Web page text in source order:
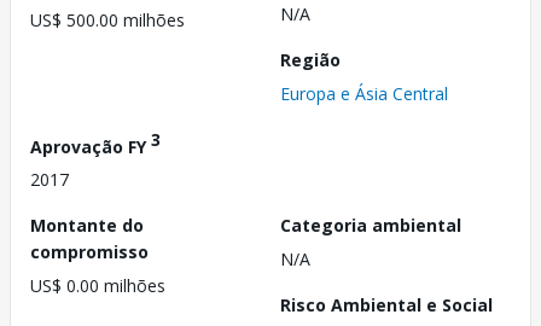
US$ 500.00 milhões
N/A
Região
Europa e Ásia Central
Aprovação FY3
2017
Montante do
compromisso
US$ 0.00 milhões
Categoria ambiental
N/A
Risco Ambiental e Social